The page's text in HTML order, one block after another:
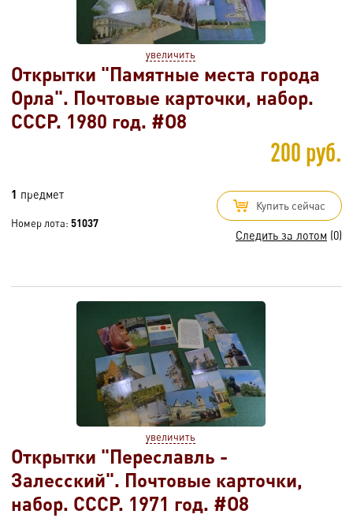
увеличить
Открытки "Памятные места города
Орла". Почтовые карточки, набор.
СССР. 1980 год. #O8
200 руб.
1 предмет
Номер лота: 51037
Купить сейчас
Следить за лотом (0)
увеличить
Открытки "Переславль -
Залесский". Почтовые карточки,
набор. СССР. 1971 год. #O8